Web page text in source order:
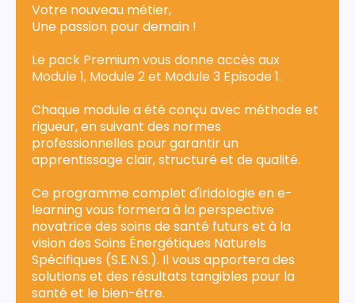
Votre nouveau métier,
Une passion pour demain !
Le pack Premium vous donne accès aux
Module 1, Module 2 et Module 3 Episode 1.
Chaque module a été conçu avec méthode et
rigueur, en suivant des normes
professionnelles pour garantir un
apprentissage clair, structuré et de qualité.
Ce programme complet d'iridologie en e-
learning vous formera à la perspective
novatrice des soins de santé futurs et à la
vision des Soins Énergétiques Naturels
Spécifiques (S.E.N.S.). Il vous apportera des
solutions et des résultats tangibles pour la
santé et le bien-être.